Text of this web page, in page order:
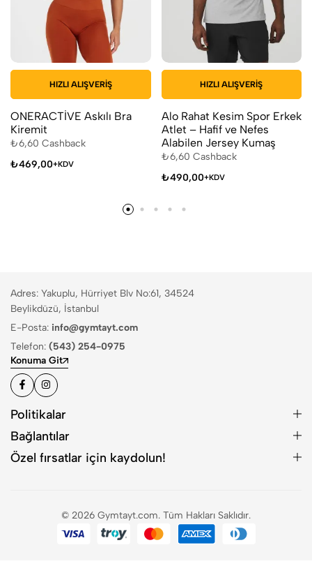
HIZLI ALIŞVERIŞ
ONERACTİVE Askılı Bra
Kiremit
₺6,60 Cashback
₺469,00+KDV
HIZLI ALIŞVERIŞ
Alo Rahat Kesim Spor Erkek
Atlet – Hafif ve Nefes
Alabilen Jersey Kumaş
₺6,60 Cashback
₺490,00+KDV
Adres: Yakuplu, Hürriyet Blv No:61, 34524
Beylikdüzü, İstanbul
E-Posta: info@gymtayt.com
Telefon: (543) 254-0975
Konuma Git
Politikalar
Bağlantılar
Özel fırsatlar için kaydolun!
© 2026 Gymtayt.com. Tüm Hakları Saklıdır.